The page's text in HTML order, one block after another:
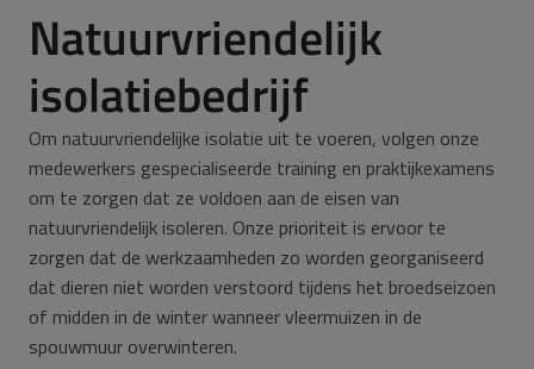
Natuurvriendelijk
isolatiebedrijf
Om natuurvriendelijke isolatie uit te voeren, volgen onze
medewerkers gespecialiseerde training en praktijkexamens
om te zorgen dat ze voldoen aan de eisen van
natuurvriendelijk isoleren. Onze prioriteit is ervoor te
zorgen dat de werkzaamheden zo worden georganiseerd
dat dieren niet worden verstoord tijdens het broedseizoen
of midden in de winter wanneer vleermuizen in de
spouwmuur overwinteren.